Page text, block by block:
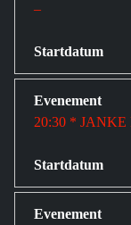
–
20:30 *